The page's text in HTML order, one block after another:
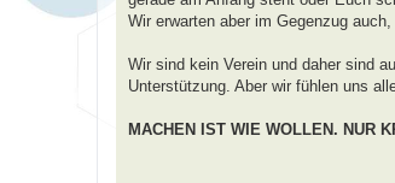
Wir erwarten aber im Gegenzug
Wir sind kein Verein und daher sind
Unterstützung. Aber wir fühlen uns
MACHEN IST WIE WOLLEN. NUR